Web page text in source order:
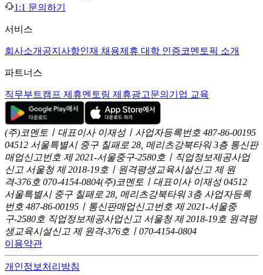
1:1 문의하기
서비스
회사소개 공지사항인재 채용제휴 대학 인증코멘토픽 소개
파트너스
직무부트캠프 제휴멘토링 제휴광고문의 기업 교육
(주)코멘토ㅣ대표이사 이재성ㅣ사업자등록번호 487-86-00195
04512 서울특별시 중구 칠패로 28, 메리츠강북타워 3층 통신판
매업신고번호 제 2021-서울중구-2580호ㅣ직업정보제공사업
신고 서울청 제 2018-19호ㅣ원격평생교육시설신고 제 원
격-376호 070-4154-0804(주)코멘토ㅣ대표이사 이재성 04512
서울특별시 중구 칠패로 28, 메리츠강북타워 3층 사업자등록
번호 487-86-00195ㅣ통신판매업신고번호 제 2021-서울중
구-2580호 직업정보제공사업신고 서울청 제 2018-19호 원격평
생교육시설신고 제 원격-376호ㅣ070-4154-0804
이용약관
개인정보처리방침